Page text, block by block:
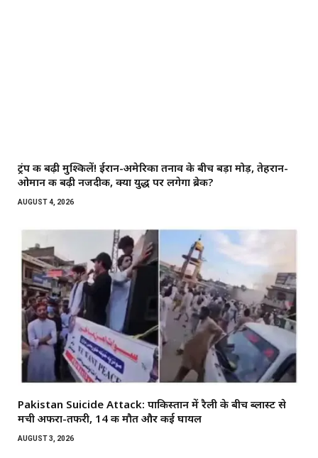
ट्रंप की बढ़ी मुश्किलें! ईरान-अमेरिका तनाव के बीच बड़ा मोड़, तेहरान-
ओमान की बढ़ी नजदीकी, क्या युद्ध पर लगेगा ब्रेक?
AUGUST 4, 2026
Pakistan Suicide Attack: पाकिस्तान में रैली के बीच ब्लास्ट से
मची अफरा-तफरी, 14 की मौत और कई घायल
AUGUST 3, 2026